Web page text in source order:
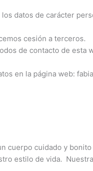
datos de carácter
cesión a terceros.
de contacto de esta
en la página web:
cuerpo cuidado y
estilo de vida.